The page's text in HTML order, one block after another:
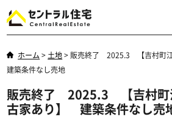
ホーム > 土地> 販売終了 2025.3 【吉村町
建築条件なし売地
販売終了 2025.3 【吉村
古家あり】 建築条件なし売